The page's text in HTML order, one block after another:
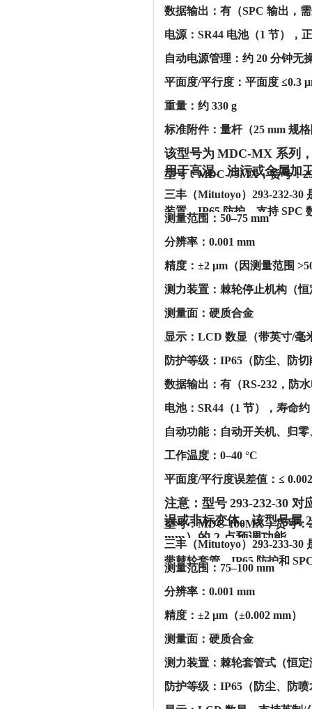
数据输出‌：‌有‌（SPC 输出，
电源‌：SR44 电池（1 节），‌
自动电源管理‌：约 20 分钟无
平面度/平行度‌：平面度 ≤0.3
‌重量‌：约 330 g
标准附件‌：量杆（25 mm 规
该型号为 ‌MDC-MX 系列‌
用于高湿、油污或金属加
型号：MDC-75MX，货号：
三丰（Mitutoyo）293-232-30
装置，IP65 防护，支持 SPC
‌测量范围‌：‌50–75 mm‌
‌分辨率‌：‌0.001 mm‌
精度‌：‌±2 μm‌（因测量范围
测力装置‌：‌棘轮停止机构‌（
‌测量面‌：‌硬质合金‌
显示‌：‌LCD 数显‌（带英寸/毫
防护等级‌：‌IP65‌（防尘、防
数据输出‌：‌有（RS-232，防
电池‌：‌SR44（1 节）‌，寿命
自动功能‌：自动开关机、归
‌工作温度‌：‌0–40 °C‌
平面度/平行度误差值‌：≤
注意：型号 ‌293-232-30‌ 对
误或非标变体。该型号属
mm）的 2 点预调功能。‌‌
型号：MDC-100MX，货号：
三丰（Mitutoyo）293-233-
带棘轮套管、IP65 防护和
‌测量范围‌：‌75–100 mm‌
‌分辨率‌：‌0.001 mm‌
‌精度‌：‌±2 μm（±0.002 mm）‌
‌测量面‌：‌硬质合金‌
测力装置‌：‌棘轮套管式‌（恒定
防护等级‌：‌IP65‌（防尘、防